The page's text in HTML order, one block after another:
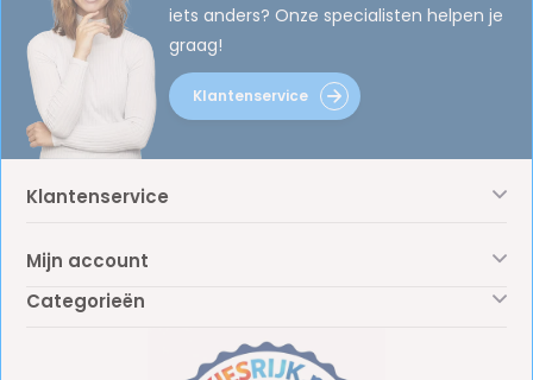
iets anders? Onze specialisten helpen je
graag!
Klantenservice
Klantenservice
Mijn account
Categorieën